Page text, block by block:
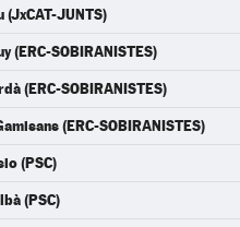
JUNTS)
(ERC-SOBIRANISTES)
(ERC-SOBIRANISTES)
(ERC-SOBIRANISTES)
(PSC)
(PSC)